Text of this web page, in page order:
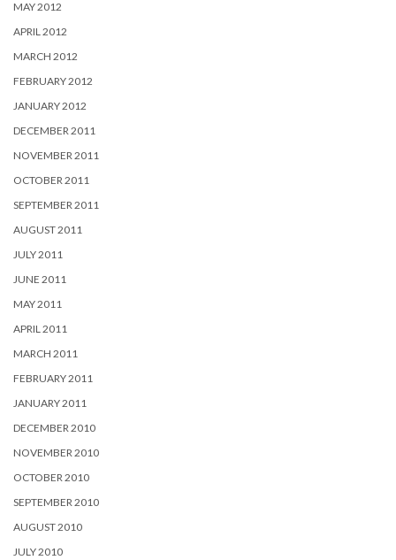
MAY 2012
APRIL 2012
MARCH 2012
FEBRUARY 2012
JANUARY 2012
DECEMBER 2011
NOVEMBER 2011
OCTOBER 2011
SEPTEMBER 2011
AUGUST 2011
JULY 2011
JUNE 2011
MAY 2011
APRIL 2011
MARCH 2011
FEBRUARY 2011
JANUARY 2011
DECEMBER 2010
NOVEMBER 2010
OCTOBER 2010
SEPTEMBER 2010
AUGUST 2010
JULY 2010